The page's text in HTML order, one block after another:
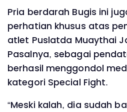
Pria berdarah Bugis ini
perhatian khusus atas
atlet Puslatda Muaythai
Pasalnya, sebagai
berhasil menggondol
kategori Special Fight.
“Meski kalah, dia sudah